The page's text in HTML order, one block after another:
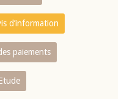
d’information
paiements